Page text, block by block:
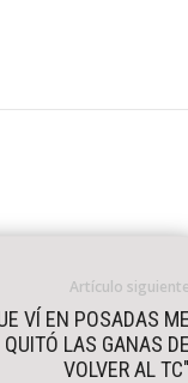
Artículo
VÍ EN POSADAS
QUITÓ LAS GANAS
VOLVER AL